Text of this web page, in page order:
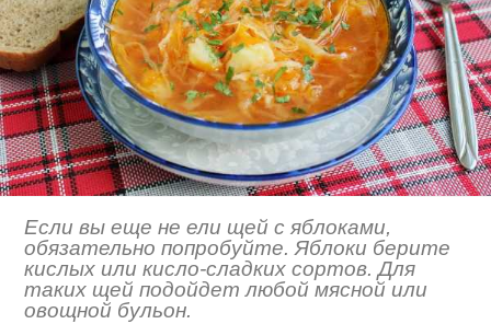
Если вы еще не ели щей с яблоками,
обязательно попробуйте. Яблоки берите
кислых или кисло-сладких сортов. Для
таких щей подойдет любой мясной или
овощной бульон.